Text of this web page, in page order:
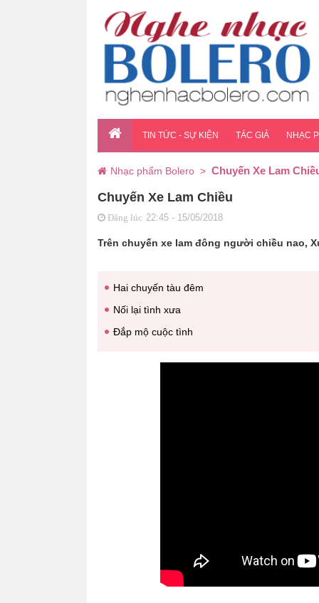
TIN TỨC - SỰ KIỆN TÁC GIẢ NHẠC
Nhạc phẩm Bolero > Chuyến Xe Lam
Chuyến Xe Lam Chiều
Đăng lúc 22:45 - 15/05/2018
Trên chuyến xe lam đông người chiều nao,
Hai chuyến tàu đêm
Nối lại tình xưa
Đắp mộ cuộc tình